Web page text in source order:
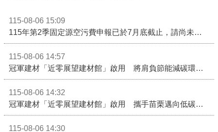
115-08-06 15:09
115年第2季固定源空污費申報已於7月底截止，請尚未申報公私場所儘速完成申繳，以免面臨滯納金及罰鍰!
115-08-06 14:57
冠軍建材「近零展望建材館」啟用 將肩負節能減碳環境教育重任
115-08-06 14:32
冠軍建材「近零展望建材館」啟用 攜手苗栗邁向低碳建築新未來
115-08-06 14:30